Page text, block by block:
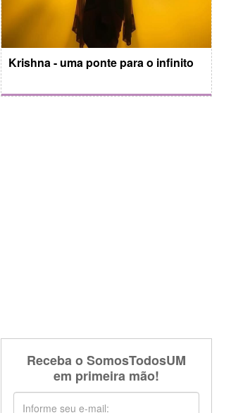
Krishna - uma ponte para o infinito
Receba o SomosTodosUM
em primeira mão!